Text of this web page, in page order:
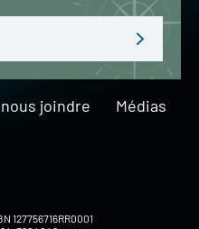
joindre
Médias
127756716RR0001